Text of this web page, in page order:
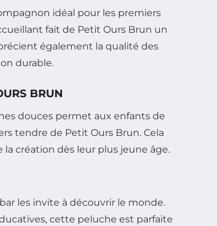
idéal pour les premiers
fait de Petit Ours Brun un
également la qualité des
durable.
BRUN
douces permet aux enfants de
tendre de Petit Ours Brun. Cela
création dès leur plus jeune âge.
les invite à découvrir le monde.
cette peluche est parfaite